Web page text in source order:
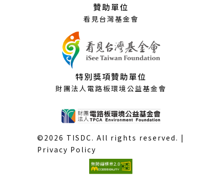
贊助單位
看見台灣基金會
特別獎項贊助單位
財團法人電路板環境公益基金會
©2026 TISDC. All rights reserved. |
Privacy Policy
(外
部